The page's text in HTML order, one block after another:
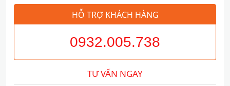
HỖ TRỢ KHÁCH HÀNG
0932.005.738
TƯ VẤN NGAY